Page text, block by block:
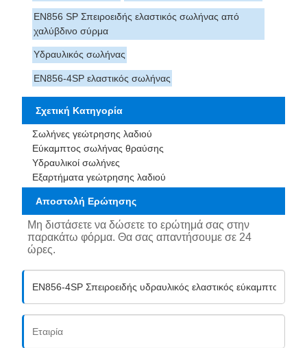
EN856 SP Σπειροειδής ελαστικός σωλήνας από
χαλύβδινο σύρμα
Υδραυλικός σωλήνας
EN856-4SP ελαστικός σωλήνας
Σχετική Κατηγορία
Σωλήνες γεώτρησης λαδιού
Εύκαμπτος σωλήνας θραύσης
Υδραυλικοί σωλήνες
Εξαρτήματα γεώτρησης λαδιού
Αποστολή Ερώτησης
Μη διστάσετε να δώσετε το ερώτημά σας στην
παρακάτω φόρμα. Θα σας απαντήσουμε σε 24
ώρες.